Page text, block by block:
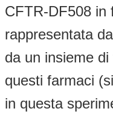
CFTR-DF508 in
rappresentata
da un insieme
questi farmaci
in questa